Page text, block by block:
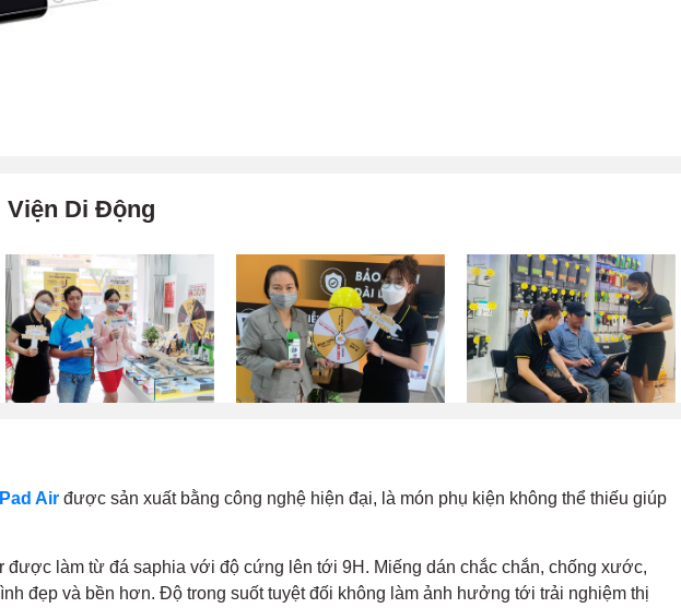
Viện Di Động
Air được sản xuất bằng công nghệ hiện đại, là món phụ kiện không thể thiếu giúp
được làm từ đá saphia với độ cứng lên tới 9H. Miếng dán chắc chắn, chống xước,
đẹp và bền hơn. Độ trong suốt tuyệt đối không làm ảnh hưởng tới trải nghiệm thị